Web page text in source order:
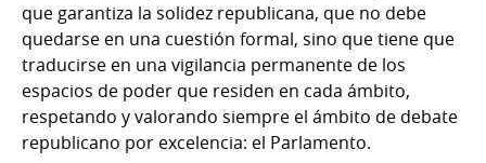
que garantiza la solidez republicana, que no debe
quedarse en una cuestión formal, sino que tiene que
traducirse en una vigilancia permanente de los
espacios de poder que residen en cada ámbito,
respetando y valorando siempre el ámbito de debate
republicano por excelencia: el Parlamento.